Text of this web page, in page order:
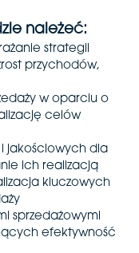
należeć:
strategii
przychodów,
w oparciu o
celów
jakościowych dla
ich realizacją
kluczowych
sprzedażowymi
efektywność